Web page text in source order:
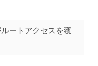
ートアクセスを獲